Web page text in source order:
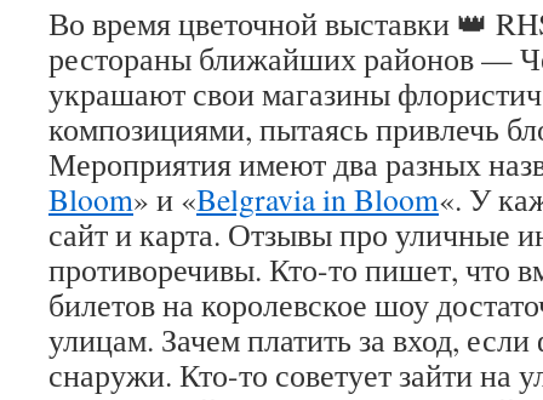
Во время цветочной выставки 👑
рестораны ближайших районов —
украшают свои магазины
композициями, пытаясь привлечь
Мероприятия имеют два разных
Bloom» и «Belgravia in Bloom«. У
сайт и карта. Отзывы про уличные
противоречивы. Кто-то пишет, что
билетов на королевское шоу
улицам. Зачем платить за вход,
снаружи. Кто-то советует зайти на